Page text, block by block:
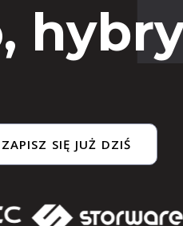
ZAPISZ SIĘ JUŻ DZIŚ